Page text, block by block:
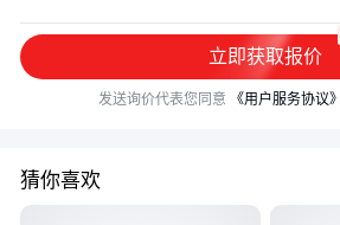
立即获取报价
发送询价代表您同意 《用户服务协议》
猜你喜欢